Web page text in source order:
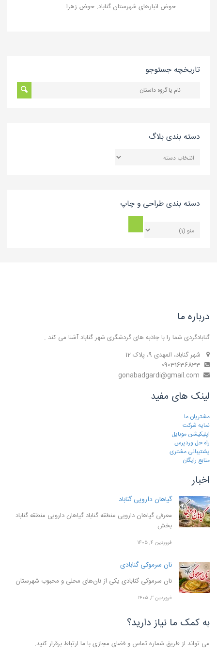
حوض‌ انبارهای شهرستان گناباد. حوض زهرا
تاریخچه جستوجو
دسته بندی بلاگ
بندی
دسته بندی طراحی و چاپ
درباره ما
گنابادگردی شما را با جاذبه های گردشگری شهر گناباد آشنا می کند .
شهر گناباد، المهدی 9، پلاک 12
لینک های مفید
مشتریان ما
نمایه شرکت
اپلیکیشن موبایل
راه حل وردپرس
پشتیبانی مشتری
منابع رایگان
اخبار
گیاهان دارویی گناباد
معرفی گیاهان دارویی منطقه گناباد گیاهان دارویی منطقه گناباد
بخش
فروردین ۴, ۱۴۰۵
نان سرموکی گنابادی
نان سرموکی گنابادی یکی از نان‌های محلی و محبوب شهرستان
فروردین ۲, ۱۴۰۵
به کمک ما نیاز دارید؟
می تواند از طریق شماره تماس و فضای مجازی با ما ارتباط برقرار کنید.